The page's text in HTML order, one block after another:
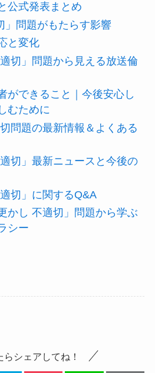
公式発表まとめ
」問題がもたらす影響
と変化
適切」問題から見える放送倫
ができること｜今後安心し
むために
問題の最新情報＆よくある
適切」最新ニュースと今後の
切」に関するQ&A
かし 不適切」問題から学ぶ
シー
らシェアしてね！